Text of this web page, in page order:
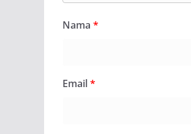
Nama *
Email*